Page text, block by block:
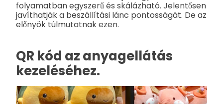
folyamatban egyszerű és skálázható. Jelentősen
javíthatják a beszállítási lánc pontosságát. De az
előnyök túlmutatnak ezen.
QR kód az anyagellátás
kezeléséhez.